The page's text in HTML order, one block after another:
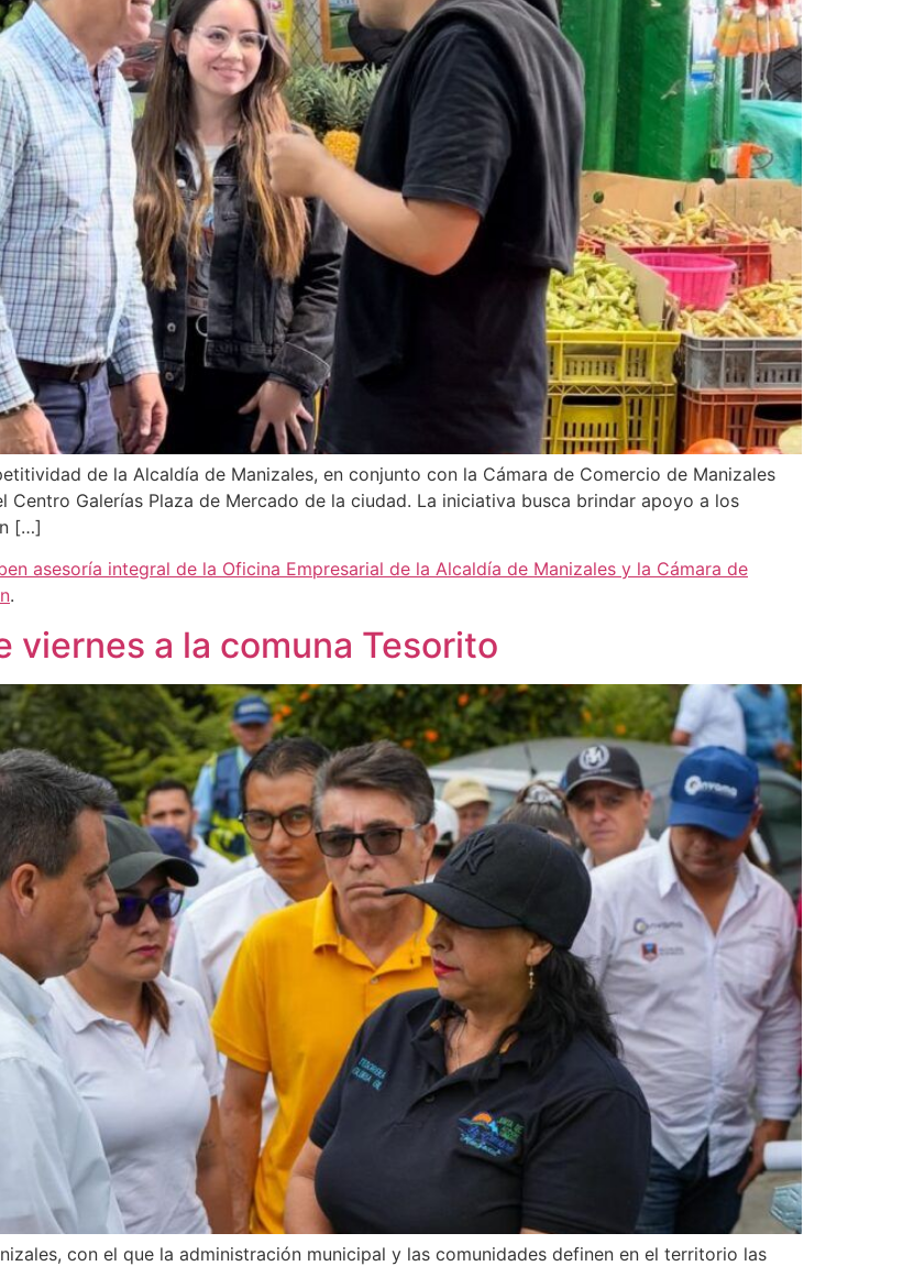
de la Alcaldía de Manizales, en conjunto con la Cámara de Comercio de Manizales
Centro Galerías Plaza de Mercado de la ciudad. La iniciativa busca brindar apoyo a los
[…]
asesoría integral de la Oficina Empresarial de la Alcaldía de Manizales y la Cámara de
.
viernes a la comuna Tesorito
con el que la administración municipal y las comunidades definen en el territorio las